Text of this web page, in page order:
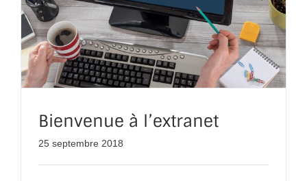
Bienvenue à l’extranet
25 septembre 2018